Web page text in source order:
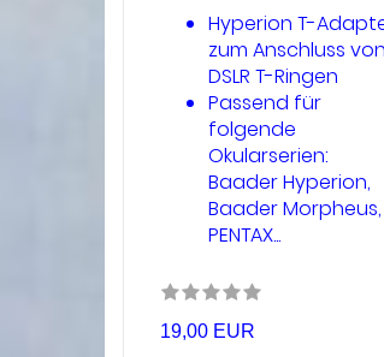
Hyperion T-
zum Anschluss von
DSLR T-Ringen
Passend für
folgende
Okularserien:
Baader Hyperion,
Baader Morpheus,
PENTAX...
19,00 EUR